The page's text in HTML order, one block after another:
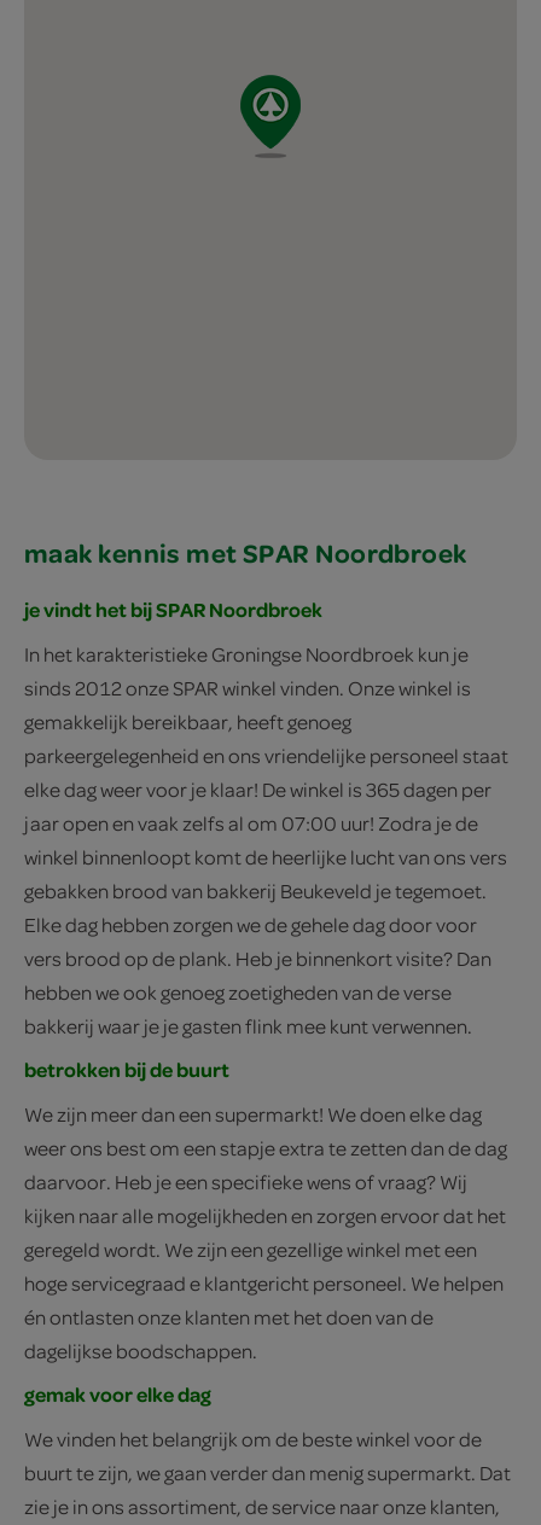
maak kennis met SPAR Noordbroek
je vindt het bij SPAR Noordbroek
In het karakteristieke Groningse Noordbroek kun je
sinds 2012 onze SPAR winkel vinden. Onze winkel is
gemakkelijk bereikbaar, heeft genoeg
parkeergelegenheid en ons vriendelijke personeel staat
elke dag weer voor je klaar! De winkel is 365 dagen per
jaar open en vaak zelfs al om 07:00 uur! Zodra je de
winkel binnenloopt komt de heerlijke lucht van ons vers
gebakken brood van bakkerij Beukeveld je tegemoet.
Elke dag hebben zorgen we de gehele dag door voor
vers brood op de plank. Heb je binnenkort visite? Dan
hebben we ook genoeg zoetigheden van de verse
bakkerij waar je je gasten flink mee kunt verwennen.
betrokken bij de buurt
We zijn meer dan een supermarkt! We doen elke dag
weer ons best om een stapje extra te zetten dan de dag
daarvoor. Heb je een specifieke wens of vraag? Wij
kijken naar alle mogelijkheden en zorgen ervoor dat het
geregeld wordt. We zijn een gezellige winkel met een
hoge servicegraad e klantgericht personeel. We helpen
én ontlasten onze klanten met het doen van de
dagelijkse boodschappen.
gemak voor elke dag
We vinden het belangrijk om de beste winkel voor de
buurt te zijn, we gaan verder dan menig supermarkt. Dat
zie je in ons assortiment, de service naar onze klanten,